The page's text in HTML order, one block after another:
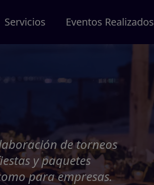
Servicios Eventos Realizados
de torneos
y paquetes
para empresas.